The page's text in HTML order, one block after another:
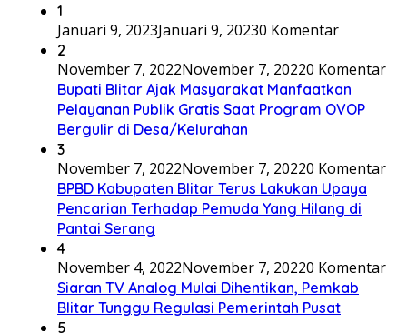
1
Januari 9, 2023Januari 9, 20230 Komentar
2
November 7, 2022November 7, 20220 Komentar
Bupati Blitar Ajak Masyarakat Manfaatkan
Pelayanan Publik Gratis Saat Program OVOP
Bergulir di Desa/Kelurahan
3
November 7, 2022November 7, 20220 Komentar
BPBD Kabupaten Blitar Terus Lakukan Upaya
Pencarian Terhadap Pemuda Yang Hilang di
Pantai Serang
4
November 4, 2022November 7, 20220 Komentar
Siaran TV Analog Mulai Dihentikan, Pemkab
Blitar Tunggu Regulasi Pemerintah Pusat
5